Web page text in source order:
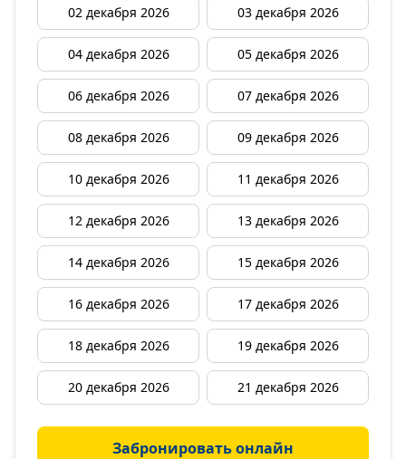
02 декабря 2026 03 декабря 2026
04 декабря 2026 05 декабря 2026
06 декабря 2026 07 декабря 2026
08 декабря 2026 09 декабря 2026
10 декабря 2026 11 декабря 2026
12 декабря 2026 13 декабря 2026
14 декабря 2026 15 декабря 2026
16 декабря 2026 17 декабря 2026
18 декабря 2026 19 декабря 2026
20 декабря 2026 21 декабря 2026
Забронировать онлайн